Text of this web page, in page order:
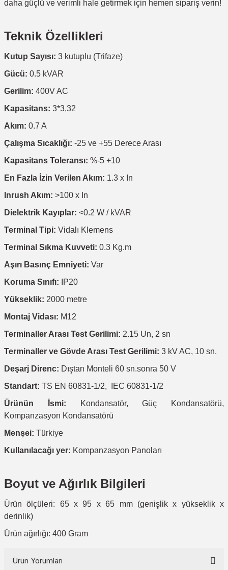
daha güçlü ve verimli hale getirmek için hemen sipariş verin!
Teknik Özellikleri
Kutup Sayısı: 3 kutuplu (Trifaze)
Gücü: 0.5 kVAR
Gerilim: 400V AC
Kapasitans: 3*3,32
Akım: 0.7 A
Çalışma Sıcaklığı: -25 ve +55 Derece Arası
Kapasitans Toleransı: %-5 +10
En Fazla İzin Verilen Akım: 1.3 x In
Inrush Akım: >100 x In
Dielektrik Kayıplar: <0.2 W / kVAR
Terminal Tipi: Vidalı Klemens
Terminal Sıkma Kuvveti: 0.3 Kg.m
Aşırı Basınç Emniyeti: Var
Koruma Sınıfı: IP20
Yükseklik: 2000 metre
Montaj Vidası: M12
Terminaller Arası Test Gerilimi: 2.15 Un, 2 sn
Terminaller ve Gövde Arası Test Gerilimi: 3 kV AC, 10 sn.
Deşarj Direnc: Dıştan Monteli 60 sn.sonra 50 V
Standart: TS EN 60831-1/2, IEC 60831-1/2
Ürünün İsmi: Kondansatör, Güç Kondansatörü,
Kompanzasyon Kondansatörü
Menşei: Türkiye
Kullanılacağı yer: Kompanzasyon Panoları
Boyut ve Ağırlık Bilgileri
Ürün ölçüleri: 65 x 95 x 65 mm (genişlik x yükseklik x
derinlik)
Ürün ağırlığı: 400 Gram
Ürün Yorumları